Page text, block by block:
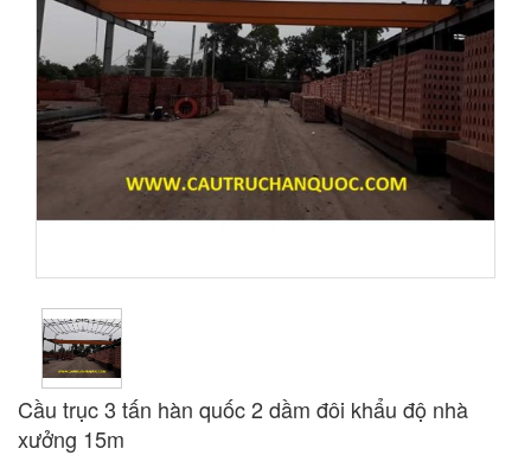
Cầu trục 3 tấn hàn quốc 2 dầm đôi khẩu độ nhà
xưởng 15m